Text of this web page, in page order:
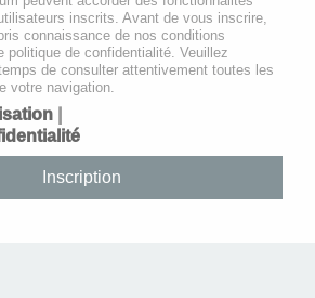
inscrits. Avant de vous inscrire,
connaissance de nos conditions
politique de confidentialité. Veuillez
de consulter attentivement toutes les
votre navigation.
Inscription